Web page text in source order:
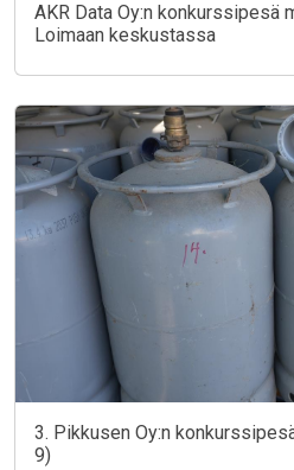
AKR Data Oy:n konkurssipesä
Loimaan keskustassa
3. Pikkusen Oy:n
9)